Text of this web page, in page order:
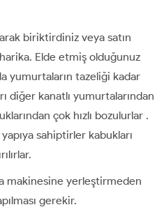
biriktirdiniz veya satın
Elde etmiş olduğunuz
yumurtaların tazeliği kadar
diğer kanatlı yumurtalarından
çok hızlı bozulurlar .
sahiptirler kabukları
makinesine yerleştirmeden
gerekir.